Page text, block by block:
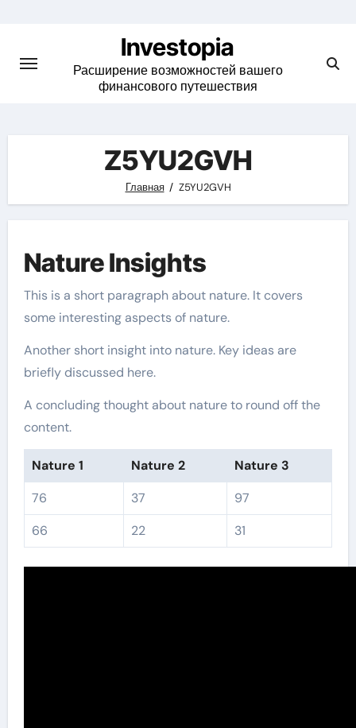
content
Investopia
Расширение возможностей вашего
финансового путешествия
Z5YU2GVH
Главная Z5YU2GVH
Nature Insights
This is a short paragraph about nature. It covers
some interesting aspects of nature.
Another short insight into nature. Key ideas are
briefly discussed here.
A concluding thought about nature to round off the
content.
Nature 1 Nature 2
Nature 3
76
37
97
66
22 31